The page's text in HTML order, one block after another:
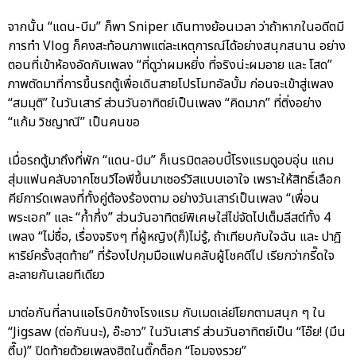
จากนั้น “แดน-บีม” ก็พา Sniper เดินทางย้อนเวลา ว่าถ้าหากในอดีตมี
การทำ Vlog ก็คงสะท้อนภาพแต่ละเหตุการณ์ได้อย่างสนุกสนาน อย่าง
ตอนที่เข้าห้องอัดกับเพลง “ที่ดูว่าผมหยิ่ง ที่จริงน่ะผมอาย และ โสด”
ภาพตัดมาที่การขึ้นรถตู้เพื่อเดินสายโปรโมทอัลบั้ม ก่อนจะเข้าสู่เพลง
“สมมุติ” ในวันเสาร์ ส่วนวันอาทิตย์เป็นเพลง “คิดมาก” ที่ติ่งอย่าง
“แก้ม วิชญาณี” เป็นคนขอ
เมื่อรถตู้มาถึงที่พัก “แดน-บีม” ก็เนรมิตลอบบี้โรงแรมดูอบอุ่น แถม
สุ่มแฟนคลับจากโซนวีไอพีขึ้นมาเซอร์วิสแบบเอาใจ เพราะให้สิทธิ์เลือก
คีย์การ์ดเพลงที่ทั้งคู่ต้องร้องตาม อย่างวันเสาร์เป็นเพลง “เพื่อน
พระเอก” และ “ก้ำกึ่ง” ส่วนวันอาทิตย์พิเศษใส่ไข่จัดไปเต็มลีสต์ทั้ง 4
เพลง “ไม่ซื่อ, เรื่องจริงๆ ที่ผู้หญิง(ก็)ไม่รู้, ถ้าเทียบกับใจฉัน และ ปาฎิ
หาริย์ครั้งสุดท้าย” ที่ร้องไปกุมมือแฟนคลับผู้โชคดีไป เรียกว่ากรี๊ดใจ
ละลายกันเลยทีเดียว
มาต่อกันที่ลานแอโรบิกข้างโรงแรม กับเมดเล่ย์โยกตามสนุก ๆ ใน
“Jigsaw (ต่อกันนะ), อ๊ะอาว” ในวันเสาร์ ส่วนวันอาทิตย์เป็น “โอ๊ย! (มึน
ตึ๊บ)” ปิดท้ายด้วยเพลงฮิตในติ๊กต็อก “โอมจงรวย”